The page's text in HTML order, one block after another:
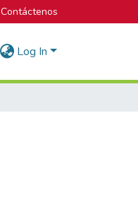
Contáctenos
Log In